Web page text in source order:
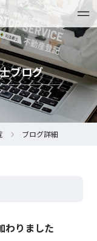
ブログ
ブログ詳細
わりました